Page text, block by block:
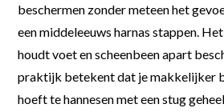
beschermen zonder meteen het
een middeleeuws harnas stappen.
houdt voet en scheenbeen apart
praktijk betekent dat je makkelijker
hoeft te hannesen met een stug